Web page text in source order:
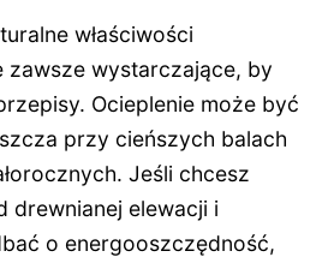
właściwości
zawsze wystarczające, by
Ocieplenie może być
przy cieńszych balach
Jeśli chcesz
drewnianej elewacji i
o energooszczędność,